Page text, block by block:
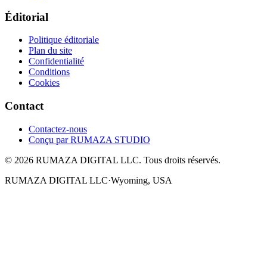
Éditorial
Politique éditoriale
Plan du site
Confidentialité
Conditions
Cookies
Contact
Contactez-nous
Conçu parRUMAZA STUDIO
© 2026 RUMAZA DIGITAL LLC. Tous droits réservés.
RUMAZA DIGITAL LLC·Wyoming, USA